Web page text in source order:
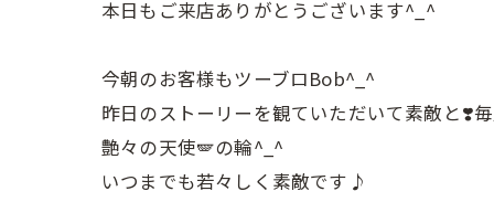
本日もご来店ありがとうございます^_^
今朝のお客様もツーブロBob^_^
昨日のストーリーを観ていただいて素敵と❣️
艶々の天使🪽の輪^_^
いつまでも若々しく素敵です♪